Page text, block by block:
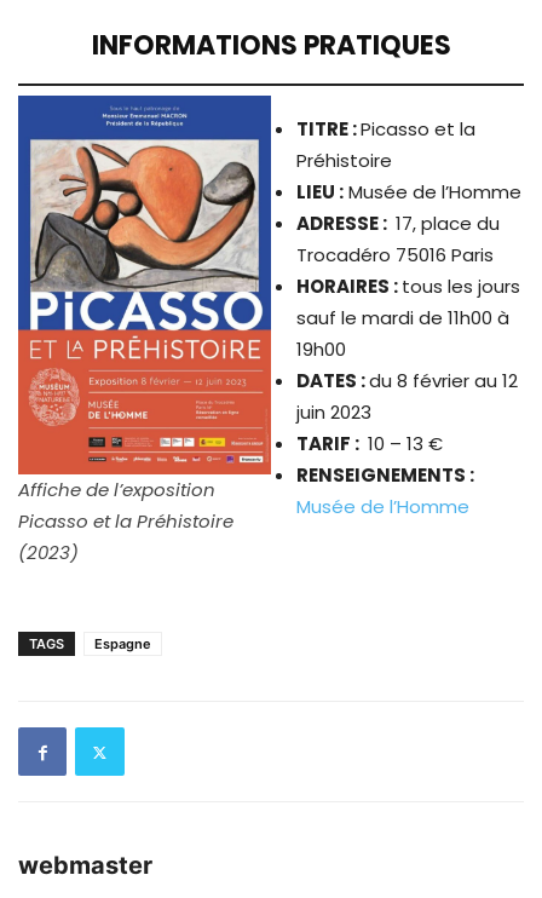
INFORMATIONS PRATIQUES
Affiche de l’exposition
Picasso et la Préhistoire
(2023)
TITRE:Picasso et la
Préhistoire
LIEU :Musée de l’Homme
ADRESSE : 17, place du
Trocadéro 75016 Paris
HORAIRES :tous les jours
sauf le mardi de 11h00 à
19h00
DATES :du 8 février au 12
juin 2023
TARIF : 10 – 13 €
RENSEIGNEMENTS :
Musée de l’Homme
TAGS Espagne
webmaster